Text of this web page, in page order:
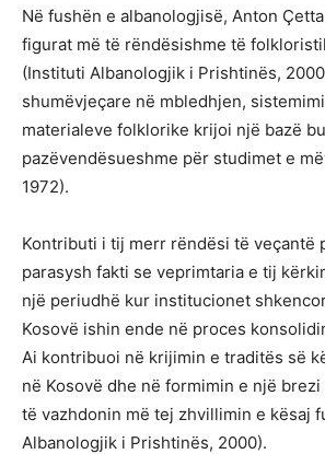
Në fushën e albanologjisë, Anton
figurat më të rëndësishme të
(Instituti Albanologjik i Prishtinës,
shumëvjeçare në mbledhjen,
materialeve folklorike krijoi një bazë
pazëvendësueshme për studimet e
1972).
Kontributi i tij merr rëndësi të veçantë
parasysh fakti se veprimtaria e tij
një periudhë kur institucionet
Kosovë ishin ende në proces
Ai kontribuoi në krijimin e traditës së
në Kosovë dhe në formimin e një
të vazhdonin më tej zhvillimin e kësaj
Albanologjik i Prishtinës, 2000).